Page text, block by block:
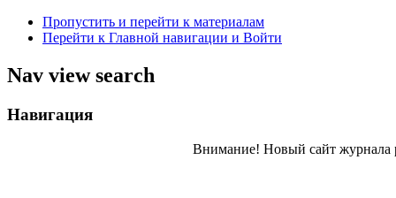
Пропустить и перейти к материалам
Перейти к Главной навигации и Войти
Nav view search
Навигация
Внимание! Новый сайт журнала